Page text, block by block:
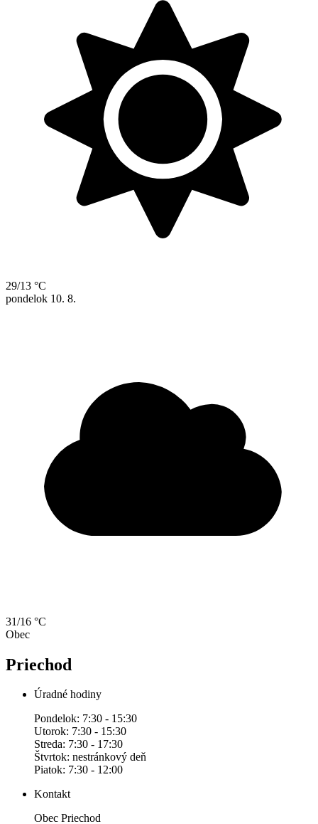
29/13 °C
pondelok 10. 8.
31/16 °C
Obec
Priechod
Úradné hodiny
Pondelok: 7:30 - 15:30
Utorok: 7:30 - 15:30
Streda: 7:30 - 17:30
Štvrtok: nestránkový deň
Piatok: 7:30 - 12:00
Kontakt
Obec Priechod